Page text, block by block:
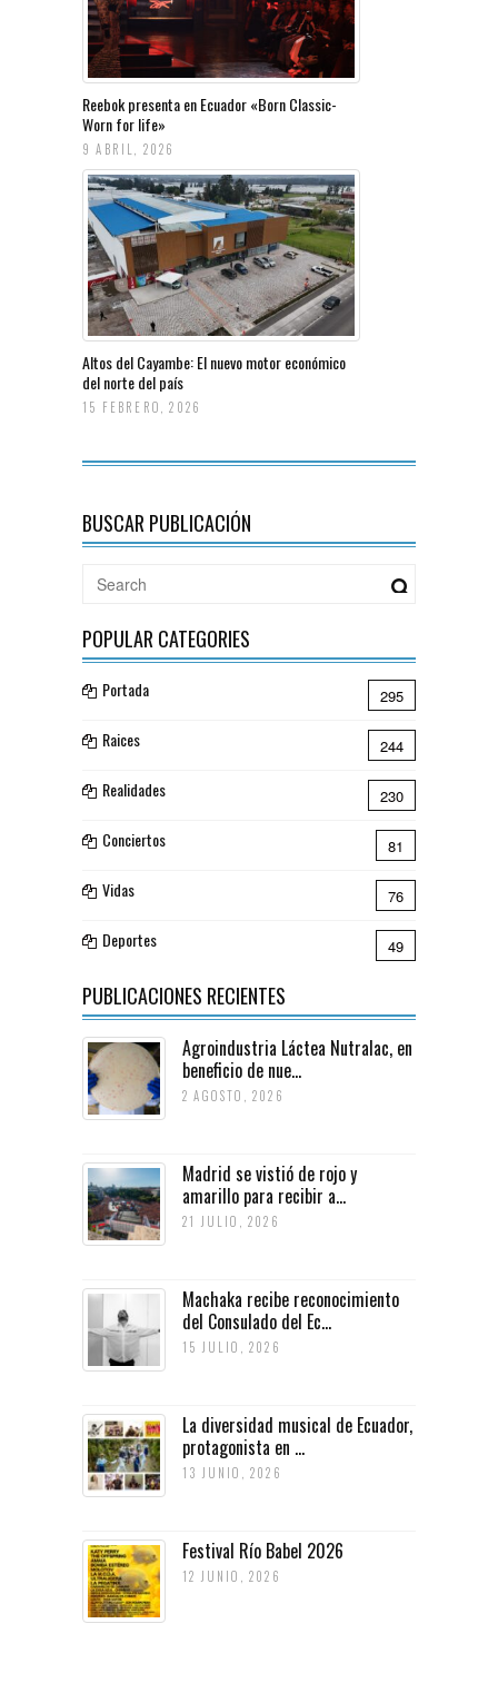
Reebok presenta en Ecuador «Born Classic-
Worn for life»
9 ABRIL, 2026
Altos del Cayambe: El nuevo motor económico
del norte del país
15 FEBRERO, 2026
BUSCAR PUBLICACIÓN
POPULAR CATEGORIES
Portada 295
Raices 244
Realidades 230
Conciertos 81
Vidas 76
Deportes 49
PUBLICACIONES RECIENTES
Agroindustria Láctea Nutralac, en
beneficio de nue...
2 AGOSTO, 2026
Madrid se vistió de rojo y
amarillo para recibir a...
21 JULIO, 2026
Machaka recibe reconocimiento
del Consulado del Ec...
15 JULIO, 2026
La diversidad musical de Ecuador,
protagonista en ...
13 JUNIO, 2026
Festival Río Babel 2026
12 JUNIO, 2026